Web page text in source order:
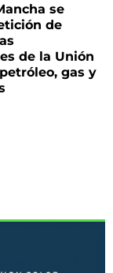
se
de
de la Unión
gas y